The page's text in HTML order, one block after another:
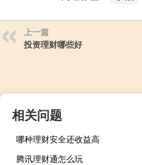
上一篇
投资理财哪些好
相关问题
哪种理财安全还收益高
腾讯理财通怎么玩